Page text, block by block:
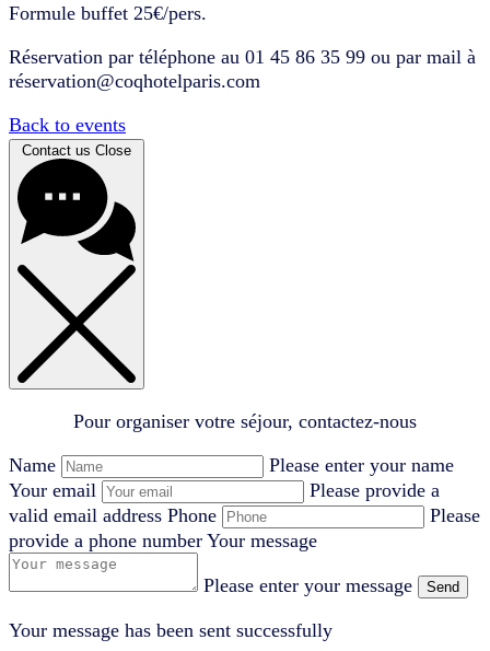
Formule buffet 25€/pers.
Réservation par téléphone au 01 45 86 35 99 ou par mail à
réservation@coqhotelparis.com
Back to events
Contact us Close
Pour organiser votre séjour, contactez-nous
Name
Please enter your name
Your email
Please provide a
valid email address Phone
Please
provide a phone number Your message
Please enter your message Send
Your message has been sent successfully